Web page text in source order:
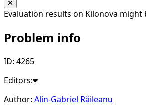
Evaluation results on Kilonova
Problem info
ID: 4265
Editors:
Author: Alin-Gabriel Răileanu